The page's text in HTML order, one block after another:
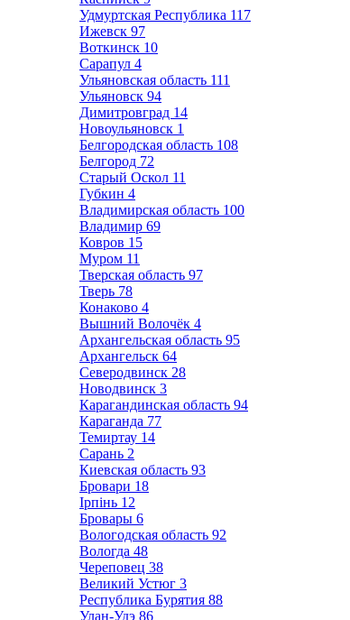
Удмуртская Республика 117
Ижевск 97
Воткинск 10
Сарапул 4
Ульяновская область 111
Ульяновск 94
Димитровград 14
Новоульяновск 1
Белгородская область 108
Белгород 72
Старый Оскол 11
Губкин 4
Владимирская область 100
Владимир 69
Ковров 15
Муром 11
Тверская область 97
Тверь 78
Конаково 4
Вышний Волочёк 4
Архангельская область 95
Архангельск 64
Северодвинск 28
Новодвинск 3
Карагандинская область 94
Караганда 77
Темиртау 14
Сарань 2
Киевская область 93
Бровари 18
Ірпінь 12
Бровары 6
Вологодская область 92
Вологда 48
Череповец 38
Великий Устюг 3
Республика Бурятия 88
Улан-Удэ 86